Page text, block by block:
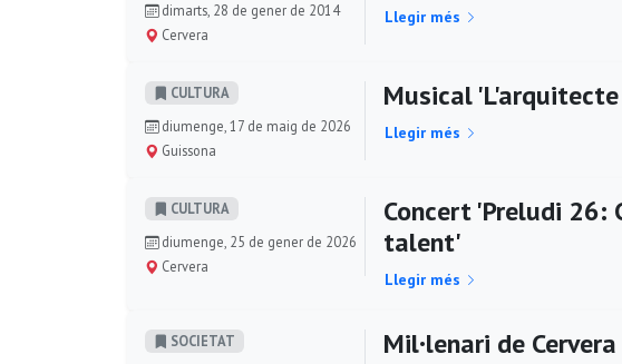
dimarts, 28 de gener de 2014
Cervera
Llegir més
CULTURA
diumenge, 17 de maig de 2026
Guissona
Musical
Llegir més
CULTURA
diumenge, 25 de gener de 2026
Cervera
Concert 'Preludi 26:
talent'
Llegir més
SOCIETAT
Mil·lenari de Cervera